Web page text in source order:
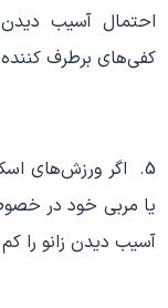
احتمال آسیب
کفی‌های برطرف
5. اگر ورزش‌های
یا مربی خود در
آسیب دیدن زانو را